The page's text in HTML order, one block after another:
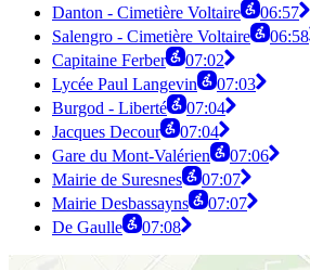
Danton - Cimetière Voltaire
06:57
Salengro - Cimetière Voltaire
06:58
Capitaine Ferber
07:02
Lycée Paul Langevin
07:03
Burgod - Liberté
07:04
Jacques Decour
07:04
Gare du Mont-Valérien
07:06
Mairie de Suresnes
07:07
Mairie Desbassayns
07:07
De Gaulle
07:08